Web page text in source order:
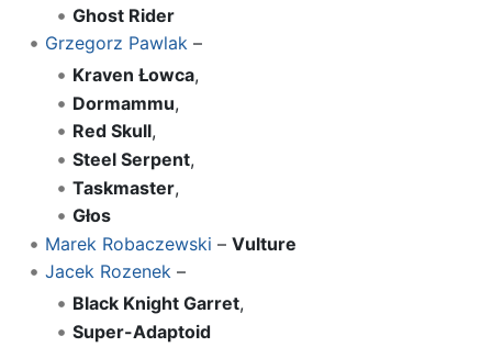
Ghost Rider
Grzegorz Pawlak–
Kraven Łowca,
Dormammu,
Red Skull,
Steel Serpent,
Taskmaster,
Głos
Marek Robaczewski – Vulture
Jacek Rozenek–
Black Knight Garret,
Super-Adaptoid